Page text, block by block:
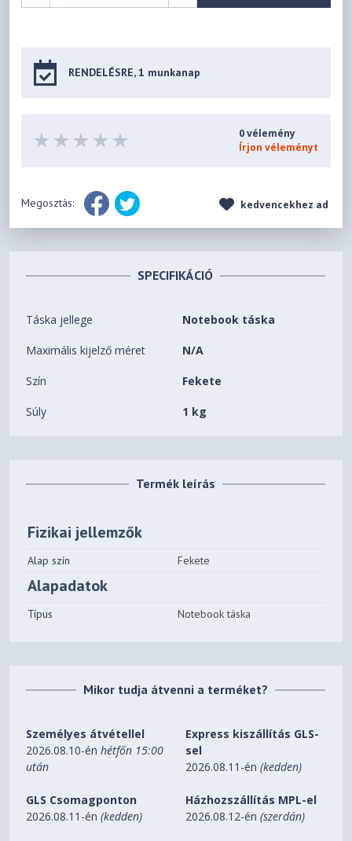
RENDELÉSRE, 1 munkanap
0 vélemény
Írjon véleményt
Megosztás: kedvencekhez ad
SPECIFIKÁCIÓ
Táska jellege Notebook táska
Maximális kijelző méret N/A
Szín Fekete
Súly 1 kg
Termék leírás
Fizikai jellemzők
Alap szín Fekete
Alapadatok
Típus Notebook táska
Mikor tudja átvenni a terméket?
Személyes átvétellel
2026.08.10-énhétfőn 15:00
után
Express kiszállítás GLS-
sel
2026.08.11-én(kedden)
GLS Csomagponton
2026.08.11-én(kedden)
Házhozszállítás MPL-el
2026.08.12-én(szerdán)